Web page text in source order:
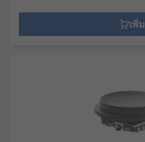
เพิ่ม